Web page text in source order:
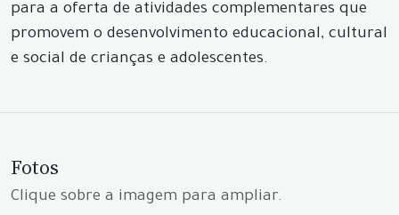
para a oferta de atividades complementares que
promovem o desenvolvimento educacional, cultural
e social de crianças e adolescentes.
Fotos
Clique sobre a imagem para ampliar.